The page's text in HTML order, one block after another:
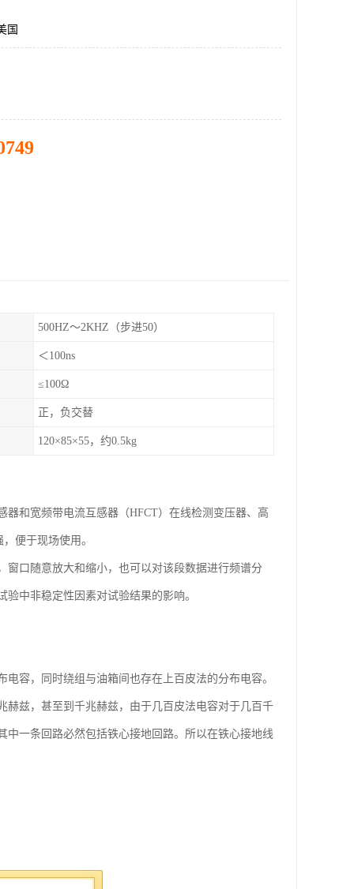
国
500HZ～2KHZ（步进50）
＜100ns
≤100Ω
正，负交替
120×85×55，约0.5kg
和宽频带电流互感器（HFCT）在线检测变压器、高
便于现场使用。
口随意放大和缩小，也可以对该段数据进行频谱分
中非稳定性因素对试验结果的影响。
容，同时绕组与油箱间也存在上百皮法的分布电容。
兹，甚至到千兆赫兹，由于几百皮法电容对于几百千
一条回路必然包括铁心接地回路。所以在铁心接地线